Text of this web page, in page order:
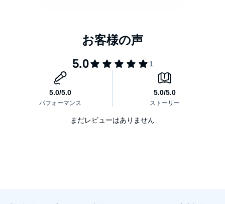
まだレビューはありません